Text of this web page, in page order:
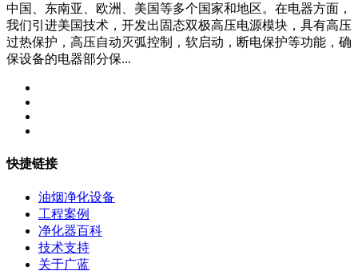
中国、东南亚、欧洲、美国等多个国家和地区。在电器方面，
我们引进美国技术，开发出固态双极高压电源模块，具有高压
过热保护，高压自动灭弧控制，软启动，断电保护等功能，确
保设备的电器部分保...
快捷链接
油烟净化设备
工程案例
净化器百科
技术支持
关于广蓝